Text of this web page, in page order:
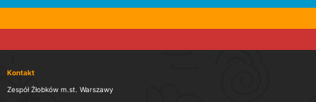
Kontakt
Zespół Żłobków m.st. Warszawy